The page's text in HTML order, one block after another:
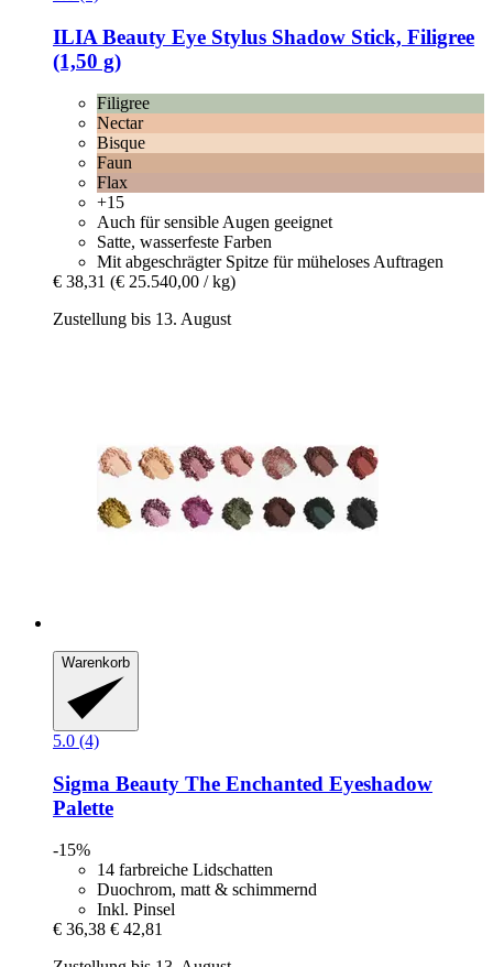
ILIA Beauty Eye Stylus Shadow Stick, Filigree
(1,50 g)
Filigree
Nectar
Bisque
Faun
Flax
+15
Auch für sensible Augen geeignet
Satte, wasserfeste Farben
Mit abgeschrägter Spitze für müheloses Auftragen
€ 38,31 (€ 25.540,00 / kg)
Zustellung bis 13. August
Warenkorb
5.0 (4)
Sigma Beauty The Enchanted Eyeshadow
Palette
-15%
14 farbreiche Lidschatten
Duochrom, matt & schimmernd
Inkl. Pinsel
€ 36,38 € 42,81